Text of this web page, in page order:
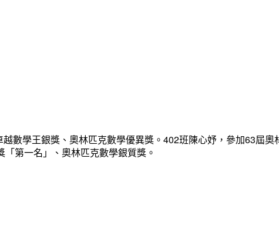
數學王銀獎、奧林匹克數學優異獎。402班陳心妤，參加63屆奧
第一名」、奧林匹克數學銀質獎。